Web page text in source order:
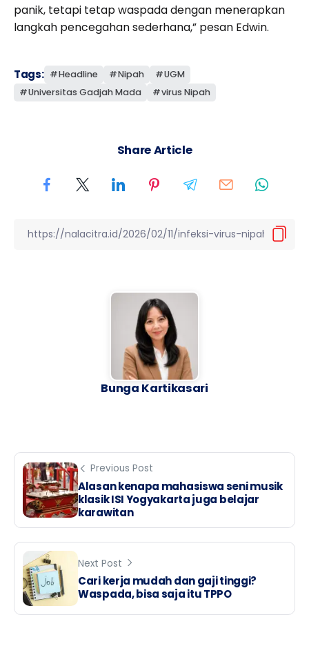
panik, tetapi tetap waspada dengan menerapkan
langkah pencegahan sederhana,” pesan Edwin.
Tags: Headline Nipah
UGM
Universitas Gadjah Mada
virus Nipah
Share Article
Bunga Kartikasari
Previous Post
Alasan kenapa mahasiswa seni musik
klasik ISI Yogyakarta juga belajar
karawitan
Next Post
Cari kerja mudah dan gaji tinggi?
Waspada, bisa saja itu TPPO